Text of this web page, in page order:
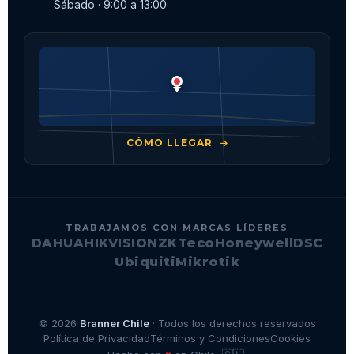
Sábado · 9:00 a 13:00
CÓMO LLEGAR
TRABAJAMOS CON MARCAS LÍDERES
DAHUAHIKVISIONZKTecoHoneywell DSC
UbiquitiMikrotik
© 2026 Branner Chile· Todos los derechos reservados
Política de PrivacidadTérminos y CondicionesCookies